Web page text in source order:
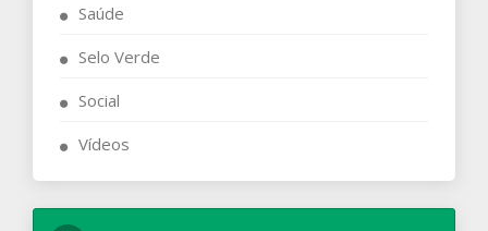
Saúde
Selo Verde
Social
Vídeos